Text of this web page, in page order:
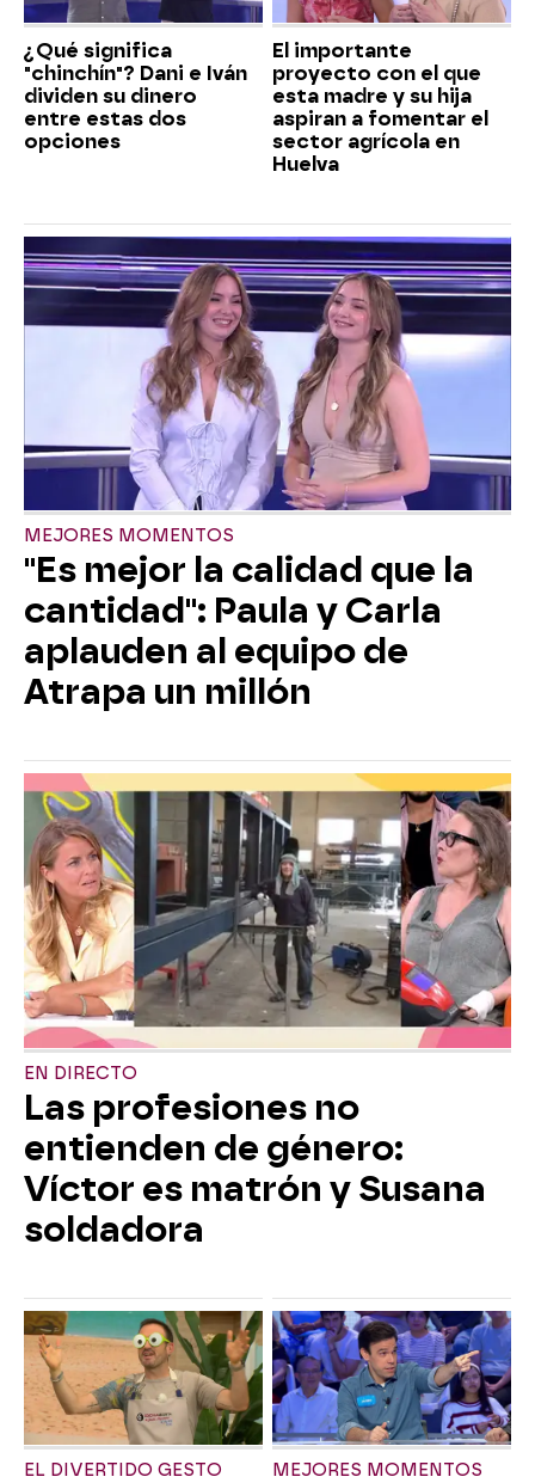
¿Qué significa
"chinchín"? Dani e Iván
dividen su dinero
entre estas dos
opciones
El importante
proyecto con el que
esta madre y su hija
aspiran a fomentar el
sector agrícola en
Huelva
MEJORES MOMENTOS
"Es mejor la calidad que la
cantidad": Paula y Carla
aplauden al equipo de
Atrapa un millón
EN DIRECTO
Las profesiones no
entienden de género:
Víctor es matrón y Susana
soldadora
EL DIVERTIDO GESTO MEJORES MOMENTOS